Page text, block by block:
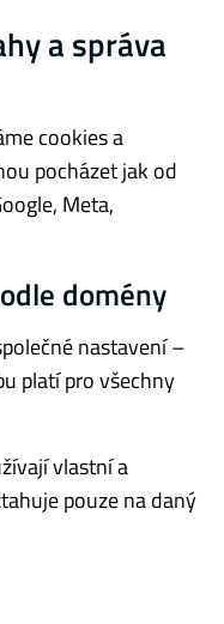
a správa
cookies a
pocházet jak od
Meta,
domény
nastavení –
platí pro všechny
vlastní a
pouze na daný